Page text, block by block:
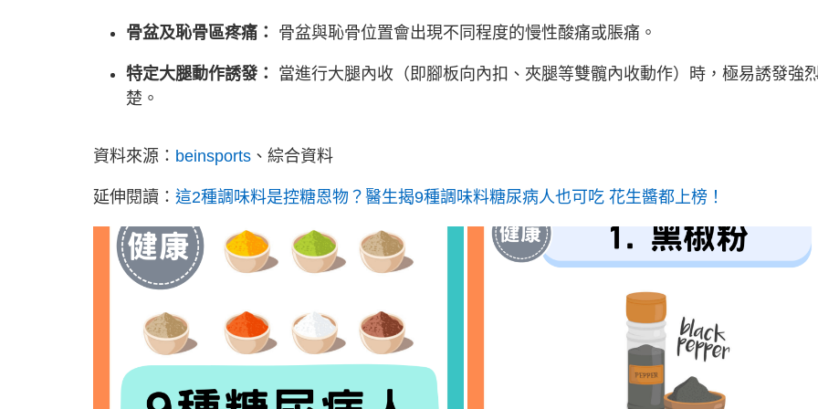
骨盆及恥骨區疼痛： 骨盆與恥骨位置會出現不同程度的慢性酸痛或脹痛。
特定大腿動作誘發：
當進行大腿內收（即腳板向內扣、夾腿等雙髖內收動作）時，極易誘發強
楚。
資料來源： beinsports 、綜合資料
延伸閱讀： 這2種調味料是控糖恩物？醫生揭9種調味料糖尿病人也可吃 花生醬都上榜！